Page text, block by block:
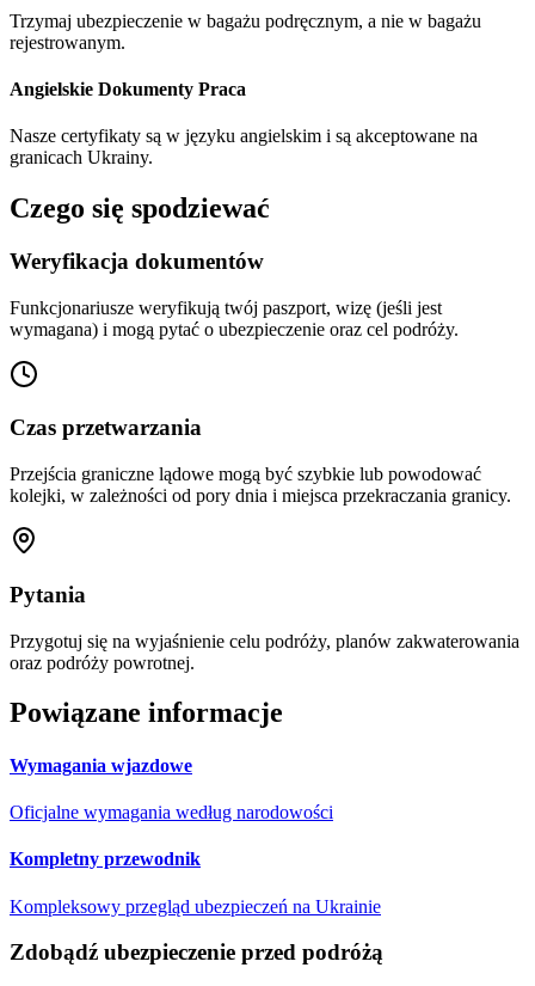
Trzymaj ubezpieczenie w bagażu podręcznym, a nie w bagażu
rejestrowanym.
Angielskie Dokumenty Praca
Nasze certyfikaty są w języku angielskim i są akceptowane na
granicach Ukrainy.
Czego się spodziewać
Weryfikacja dokumentów
Funkcjonariusze weryfikują twój paszport, wizę (jeśli jest
wymagana) i mogą pytać o ubezpieczenie oraz cel podróży.
Czas przetwarzania
Przejścia graniczne lądowe mogą być szybkie lub powodować
kolejki, w zależności od pory dnia i miejsca przekraczania granicy.
Pytania
Przygotuj się na wyjaśnienie celu podróży, planów zakwaterowania
oraz podróży powrotnej.
Powiązane informacje
Wymagania wjazdowe
Oficjalne wymagania według narodowości
Kompletny przewodnik
Kompleksowy przegląd ubezpieczeń na Ukrainie
Zdobądź ubezpieczenie przed podróżą